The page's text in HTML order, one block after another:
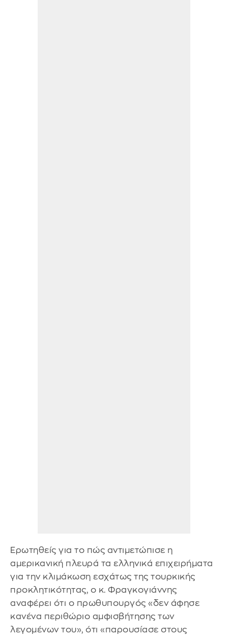
Ερωτηθείς για το πώς αντιμετώπισε η
αμερικανική πλευρά τα ελληνικά επιχειρήματα
για την κλιμάκωση εσχάτως της τουρκικής
προκλητικότητας, ο κ. Φραγκογιάννης
αναφέρει ότι ο πρωθυπουργός «δεν άφησε
κανένα περιθώριο αμφισβήτησης των
λεγομένων του», ότι «παρουσίασε στους